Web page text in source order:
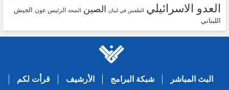
العدو الاسرائيلي الطقس في لبنان الصين الصحة الرئيس عون
الجيش
اللبناني
البث المباشر شبكة البرامج الأرشيف قرأت لكم